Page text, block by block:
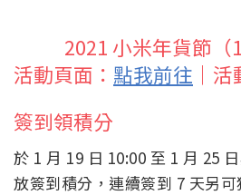
2021 小米年貨節（
活動頁面： 點我前往 ｜
簽到領積分
於 1 月 19 日 10:00 至 1 月 25
放簽到積分，連續簽到 7 天另